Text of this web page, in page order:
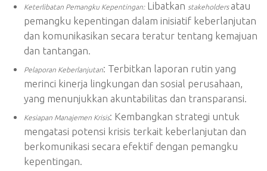
Keterlibatan Pemangku Kepentingan:Libatkan stakeholders atau
pemangku kepentingan dalam inisiatif keberlanjutan
dan komunikasikan secara teratur tentang kemajuan
dan tantangan.
Pelaporan Keberlanjutan: Terbitkan laporan rutin yang
merinci kinerja lingkungan dan sosial perusahaan,
yang menunjukkan akuntabilitas dan transparansi.
Kesiapan Manajemen Krisis: Kembangkan strategi untuk
mengatasi potensi krisis terkait keberlanjutan dan
berkomunikasi secara efektif dengan pemangku
kepentingan.